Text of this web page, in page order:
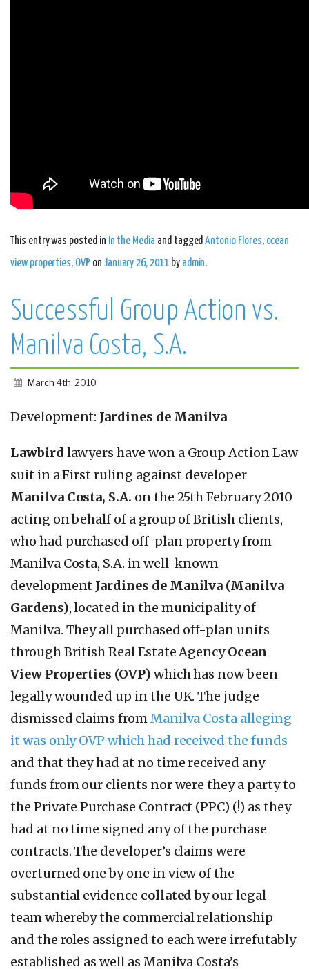
This entry was posted in In the Media and taggedAntonio Flores, ocean
view properties, OVP on January 26, 2011by admin.
Successful Group Action vs.
Manilva Costa, S.A.
March 4th, 2010
Development: Jardines de Manilva
Lawbird lawyers have won a Group Action Law
suit in a First ruling against developer
Manilva Costa, S.A. on the 25th February 2010
acting on behalf of a group of British clients,
who had purchased off-plan property from
Manilva Costa, S.A. in well-known
development Jardines de Manilva (Manilva
Gardens), located in the municipality of
Manilva. They all purchased off-plan units
through British Real Estate AgencyOcean
View Properties (OVP) which has now been
legally wounded up in the UK. The judge
dismissed claims fromManilva Costa alleging
it was only OVP which had received the funds
and that they had at no time received any
funds from our clients nor were they a party to
the Private Purchase Contract (PPC) (!) as they
had at no time signed any of the purchase
contracts. The developer’s claims were
overturned one by one in view of the
substantial evidence collatedby our legal
team whereby the commercial relationship
and the roles assigned to each were irrefutably
established as well as Manilva Costa’s